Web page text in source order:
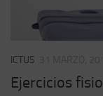
ICTUS
Ejercicios